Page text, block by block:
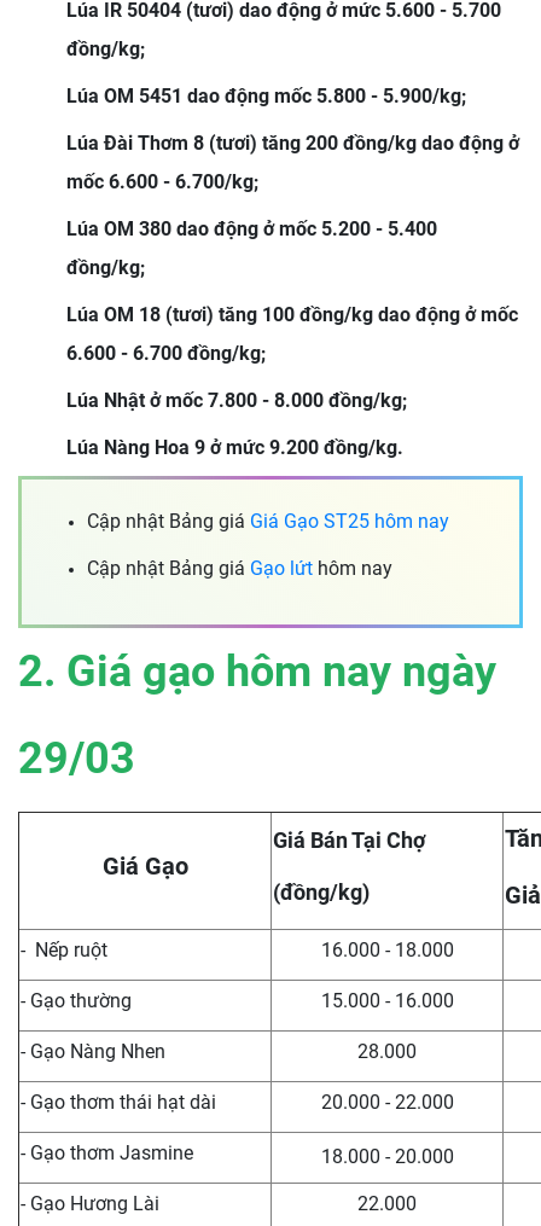
Lúa IR 50404 (tươi) dao động ở mức 5.600 - 5.700
đồng/kg;
Lúa OM 5451 dao động mốc 5.800 - 5.900/kg;
Lúa Đài Thơm 8 (tươi) tăng 200 đồng/kg dao động ở
mốc 6.600 - 6.700/kg;
Lúa OM 380 dao động ở mốc 5.200 - 5.400
đồng/kg;
Lúa OM 18 (tươi) tăng 100 đồng/kg dao động ở mốc
6.600 - 6.700 đồng/kg;
Lúa Nhật ở mốc 7.800 - 8.000 đồng/kg;
Lúa Nàng Hoa 9 ở mức 9.200 đồng/kg.
Cập nhật Bảng giá Giá Gạo ST25 hôm nay
Cập nhật Bảng giá Gạo lứt hôm nay
2. Giá gạo hôm nay ngày
29/03
Giá Gạo
Giá Bán Tại Chợ
(đồng/kg)
- Nếp ruột 16.000 - 18.000
- Gạo thường 15.000 - 16.000
- Gạo Nàng Nhen 28.000
- Gạo thơm thái hạt dài 20.000 - 22.000
- Gạo thơm Jasmine 18.000 - 20.000
- Gạo Hương Lài 22.000